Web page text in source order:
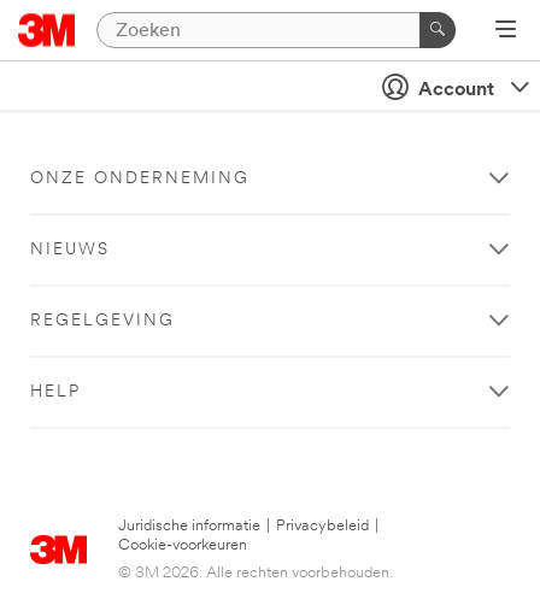
Account
ONZE ONDERNEMING
NIEUWS
REGELGEVING
HELP
Juridische informatie Privacybeleid
Cookie-voorkeuren
© 3M 2026. Alle rechten voorbehouden.